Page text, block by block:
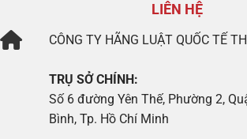
LIÊN HỆ
CÔNG TY HÃNG LUẬT QUỐC TẾ
TRỤ SỞ CHÍNH:
Số 6 đường Yên Thế, Phường 2,
Bình, Tp. Hồ Chí Minh